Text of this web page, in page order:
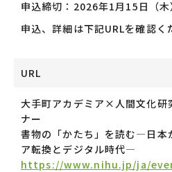
申込締切：2026年1月15日（木
申込、詳細は下記URLを確認く
URL
大手町アカデミア×人間文化研
ナー
書物の「かたち」を読む—日本
ア転換とデジタル時代―
https://www.nihu.jp/ja/